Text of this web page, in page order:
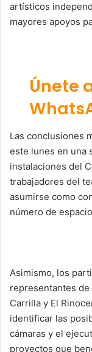
artísticos
mayores apoyos
Únete
Las conclusiones
este lunes en una
instalaciones del
trabajadores del
asumirse como
número de
Asimismo, los
representantes de
Carrilla y El
identificar las
cámaras y el
proyectos que